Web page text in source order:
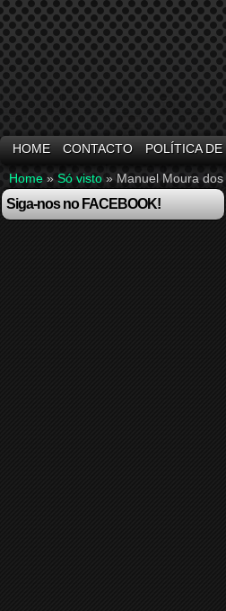
HOME CONTACTO POLÍTICA
Home » Só visto » Manuel Moura
Siga-nos no FACEBOOK!